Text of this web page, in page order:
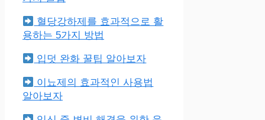
혈당강하제를 효과적으로 활
용하는 5가지 방법
입덧 완화 꿀팁 알아보자
이뇨제의 효과적인 사용법
알아보자